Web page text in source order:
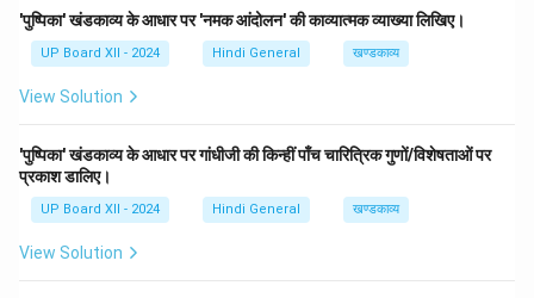
'पुष्पिका' खंडकाव्य के आधार पर 'नमक आंदोलन' की काव्यात्मक व्याख्या लिखिए।
UP Board XII - 2024 Hindi General खण्डकाव्य
View Solution
'पुष्पिका' खंडकाव्य के आधार पर गांधीजी की किन्हीं पाँच चारित्रिक गुणों/विशेषताओं पर
प्रकाश डालिए।
UP Board XII - 2024 Hindi General खण्डकाव्य
View Solution